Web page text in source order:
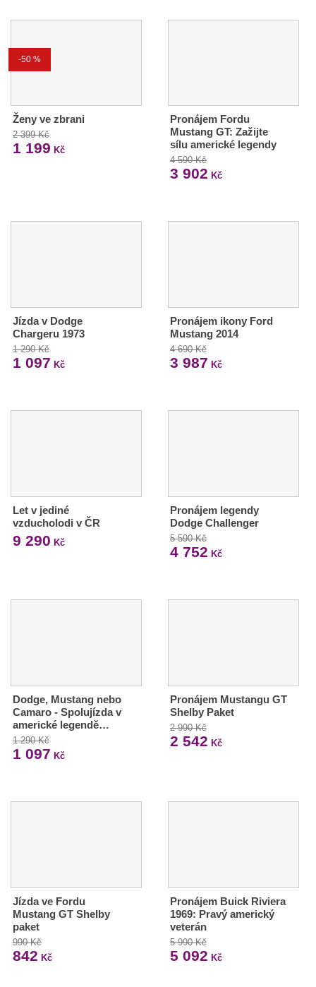
-50 %
Ženy ve zbrani
2 399 Kč
1 199 Kč
Pronájem Fordu
Mustang GT: Zažijte
sílu americké legendy
4 590 Kč
3 902 Kč
Jízda v Dodge
Chargeru 1973
1 290 Kč
1 097 Kč
Pronájem ikony Ford
Mustang 2014
4 690 Kč
3 987 Kč
Let v jediné
vzducholodi v ČR
9 290 Kč
Pronájem legendy
Dodge Challenger
5 590 Kč
4 752 Kč
Dodge, Mustang nebo
Camaro - Spolujízda v
americké legendě…
1 290 Kč
1 097 Kč
Pronájem Mustangu GT
Shelby Paket
2 990 Kč
2 542 Kč
Jízda ve Fordu
Mustang GT Shelby
paket
990 Kč
842 Kč
Pronájem Buick Riviera
1969: Pravý americký
veterán
5 990 Kč
5 092 Kč